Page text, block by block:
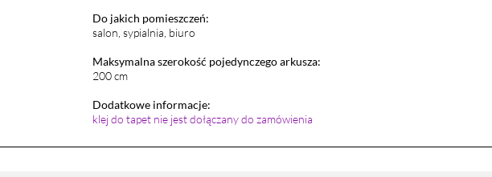
Do jakich pomieszczeń:
salon, sypialnia, biuro
Maksymalna szerokość pojedynczego arkusza:
200 cm
Dodatkowe informacje:
klej do tapet nie jest dołączany do zamówienia